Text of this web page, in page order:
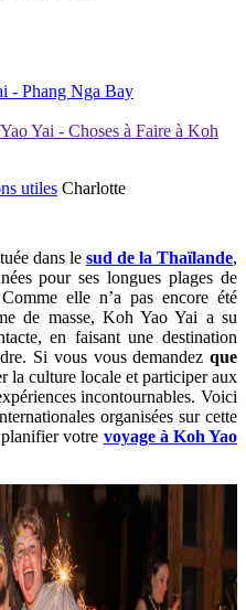
- Phang Nga Bay
Yai - Choses à Faire à Koh
utiles Charlotte
dans le sud de la Thaïlande,
pour ses longues plages de
elle n’a pas encore été
de masse, Koh Yao Yai a su
en faisant une destination
Si vous vous demandez que
la culture locale et participer aux
incontournables. Voici
organisées sur cette
votre voyage à Koh Yao